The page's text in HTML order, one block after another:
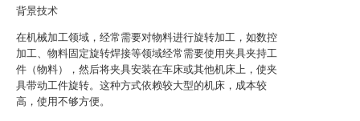
背景技术
在机械加工领域，经常需要对物料进行旋转加工，如数控
加工、物料固定旋转焊接等领域经常需要使用夹具夹持工
件（物料），然后将夹具安装在车床或其他机床上，使夹
具带动工件旋转。这种方式依赖较大型的机床，成本较
高，使用不够方便。